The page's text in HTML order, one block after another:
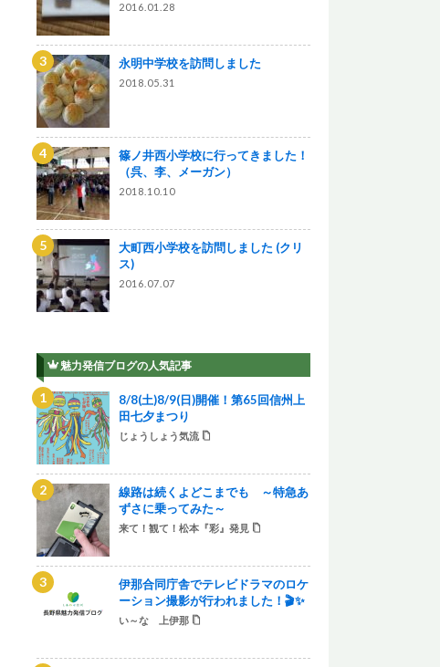
2016.01.28
永明中学校を訪問しました
2018.05.31
篠ノ井西小学校に行ってきました！
（呉、李、メーガン）
2018.10.10
大町西小学校を訪問しました (クリ
ス)
2016.07.07
魅力発信ブログの人気記事
8/8(土)8/9(日)開催！第65回信州上
田七夕まつり
じょうしょう気流
線路は続くよどこまでも ～特急あ
ずさに乗ってみた～
来て！観て！松本『彩』発見
伊那合同庁舎でテレビドラマのロケ
ーション撮影が行われました！🎬✨
い～な 上伊那